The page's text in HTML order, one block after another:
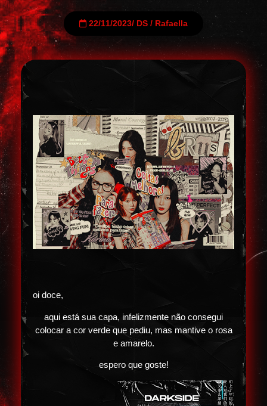
22/11/2023/ DS / Rafaella
oi doce,
aqui está sua capa, infelizmente não consegui
colocar a cor verde que pediu, mas mantive o rosa
e amarelo.
espero que goste!